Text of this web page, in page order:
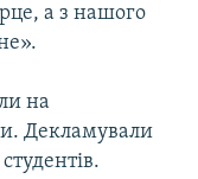
а з нашого
на
Декламували